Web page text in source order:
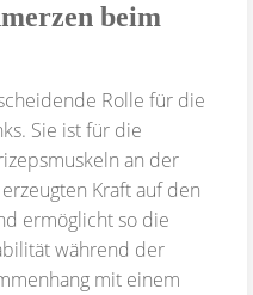
beim
Rolle für die
Sie ist für die
an der
Kraft auf den
ermöglicht so die
während der
mit einem